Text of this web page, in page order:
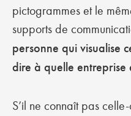
pictogrammes et le
supports de
personne qui visualise
dire à quelle entreprise
S’il ne connaît pas